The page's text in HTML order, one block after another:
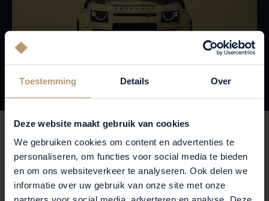
Toestemming Details Over
Deze website maakt gebruik van cookies
We gebruiken cookies om content en advertenties te
personaliseren, om functies voor social media te bieden
en om ons websiteverkeer te analyseren. Ook delen we
informatie over uw gebruik van onze site met onze
TOP-PILOTEN ACHTER HET STUUR
Drie ervaren rijdersduo’s zullen de Dakar D7X-R 2026 in
actie brengen: onder anderen de legendarische rally-rijder